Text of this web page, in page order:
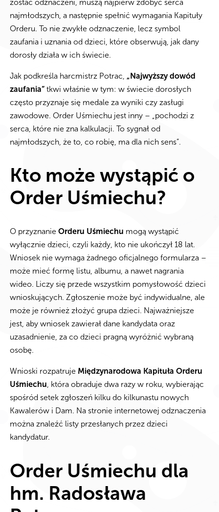
zostać odznaczeni, muszą najpierw zdobyć serca
najmłodszych, a następnie spełnić wymagania Kapituły
Orderu. To nie zwykłe odznaczenie, lecz symbol
zaufania i uznania od dzieci, które obserwują, jak dany
dorosły działa w ich świecie.
Jak podkreśla harcmistrz Potrac, „Najwyższy dowód
zaufania” tkwi właśnie w tym: w świecie dorosłych
często przyznaje się medale za wyniki czy zasługi
zawodowe. Order Uśmiechu jest inny – „pochodzi z
serca, które nie zna kalkulacji. To sygnał od
najmłodszych, że to, co robię, ma dla nich sens”.
Kto może wystąpić o
Order Uśmiechu?
O przyznanie Orderu Uśmiechu mogą wystąpić
wyłącznie dzieci, czyli każdy, kto nie ukończył 18 lat.
Wniosek nie wymaga żadnego oficjalnego formularza –
może mieć formę listu, albumu, a nawet nagrania
wideo. Liczy się przede wszystkim pomysłowość dzieci
wnioskujących. Zgłoszenie może być indywidualne, ale
może je również złożyć grupa dzieci. Najważniejsze
jest, aby wniosek zawierał dane kandydata oraz
uzasadnienie, za co dzieci pragną wyróżnić wybraną
osobę.
Wnioski rozpatruje Międzynarodowa Kapituła Orderu
Uśmiechu, która obraduje dwa razy w roku, wybierając
spośród setek zgłoszeń kilku do kilkunastu nowych
Kawalerów i Dam. Na stronie internetowej odznaczenia
można znaleźć listy przesłanych przez dzieci
kandydatur.
Order Uśmiechu dla
hm. Radosława